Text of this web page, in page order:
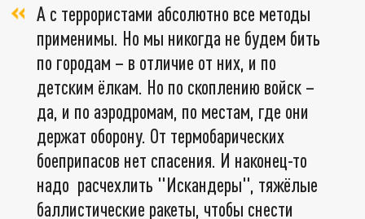
А с террористами абсолютно все методы
применимы. Но мы никогда не будем бить
по городам – в отличие от них, и по
детским ёлкам. Но по скоплению войск –
да, и по аэродромам, по местам, где они
держат оборону. От термобарических
боеприпасов нет спасения. И наконец-то
надо расчехлить "Искандеры", тяжёлые
баллистические ракеты, чтобы снести